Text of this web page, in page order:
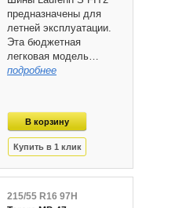
предназначены для
летней эксплуатации.
Эта бюджетная
легковая модель…
подробнее
215/55 R16 97H